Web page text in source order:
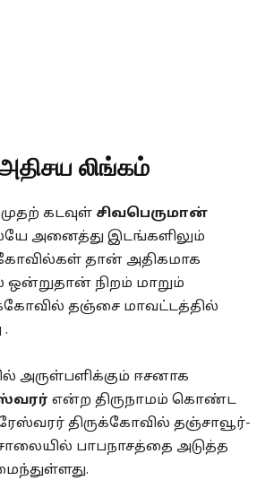
லிங்கம்
கடவுள் சிவபெருமான்
அனைத்து இடங்களிலும்
தான் அதிகமாக
ஒன்றுதான் நிறம் மாறும்
தஞ்சை மாவட்டத்தில்
அருள்பளிக்கும் ஈசனாக
என்ற திருநாமம் கொண்ட
திருக்கோவில் தஞ்சாவூர்-
பாபநாசத்தை அடுத்த